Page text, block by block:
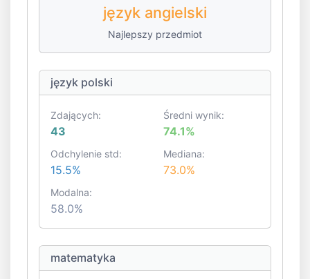
język angielski
Najlepszy przedmiot
język polski
Zdających:
43
Średni wynik:
74.1%
Odchylenie std:
15.5%
Mediana:
73.0%
Modalna:
58.0%
matematyka